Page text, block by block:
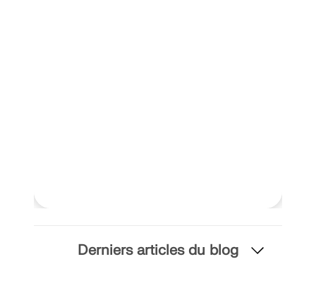
Derniers articles du blog